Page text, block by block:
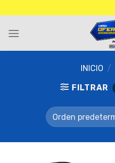
INICIO /
FILTRAR